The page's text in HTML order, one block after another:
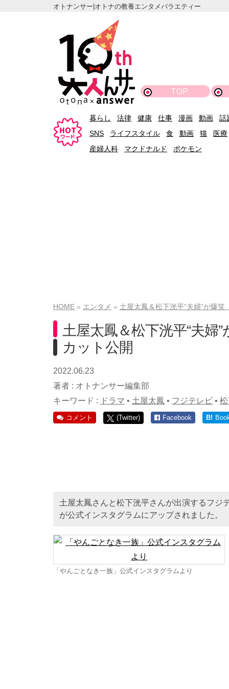
オトナンサー|オトナの教養エンタメバラエティー
TOP
暮らし 法律 健康 仕事 漫画 動画 話
SNS
ライフスタイル 食 動画 猫 医療
産婦人科
マクドナルド ポケモン
HOME エンタメ 土屋太鳳＆松下洸平“夫婦”が爆
土屋太鳳＆松下洸平“夫
カット公開
2022.06.23
著者 : オトナンサー編集部
キーワード :
ドラマ • 土屋太鳳 • フジテレビ •
コメント (Twitter) Facebook B!
土屋太鳳さんと松下洸平さんが出演するフジ
が公式インスタグラムにアップされました。
「やんごとなき一族」公式インスタグラムより